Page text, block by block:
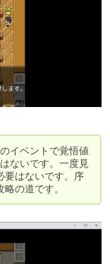
イベントで覚悟値
ないです。一度見
要はないです。序
の道です。